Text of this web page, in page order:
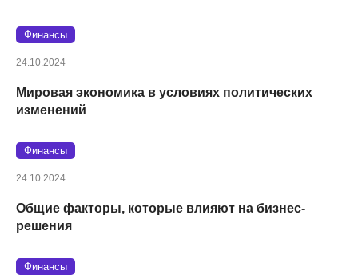
Финансы
24.10.2024
Мировая экономика в условиях политических
изменений
Финансы
24.10.2024
Общие факторы, которые влияют на бизнес-
решения
Финансы